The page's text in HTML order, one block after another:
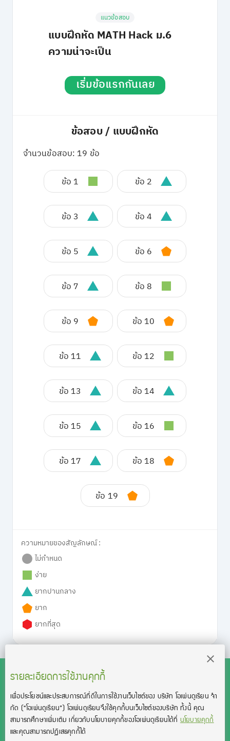
แนวข้อสอบ
แบบฝึกหัด MATH Hack ม.6
ความน่าจะเป็น
เริ่มข้อแรกกันเลย
ข้อสอบ / แบบฝึกหัด
จำนวนข้อสอบ: 19 ข้อ
ข้อ 1 ข้อ 2
ข้อ 3 ข้อ 4
ข้อ 5 ข้อ 6
ข้อ 7 ข้อ 8
ข้อ 9 ข้อ 10
ข้อ 11 ข้อ 12
ข้อ 13 ข้อ 14
ข้อ 15 ข้อ 16
ข้อ 17 ข้อ 18
ข้อ 19
ความหมายของสัญลักษณ์ :
ไม่กำหนด
ง่าย
ยากปานกลาง
ยาก
ยากที่สุด
รายละเอียดการใช้งานคุกกี้
เพื่อประโยชน์และประสบการณ์ที่ดีในการใช้งานเว็บไซต์ของ บริษัท โอเพ่นดูเรียน จํา
กัด (“โอเพ่นดูเรียน”)โอเพ่นดูเรียนจึงใช้คุกกี้บนเว็บไซต์ของบริษัท ทั้งนี้ คุณ
สามารถศึกษาเพิ่มเติม เกี่ยวกับนโยบายคุกกี้ของโอเพ่นดูเรียนได้ที่นโยบายคุกกี้
และคุณสามารถปฏิเสธคุกกี้ได้
สงวนลิขสิทธิ์โดย บริษัท โอเพ่นดูเรียน จำกัด 2021 ©︎ OpenDurian
Co., Ltd.
TOEIC® and TOEFL® are registered trademarks of Educational Testing